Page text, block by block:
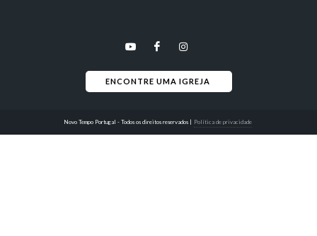
ENCONTRE UMA IGREJA
Novo Tempo Portugal - Todos os direitos reservados| Política de privacidade